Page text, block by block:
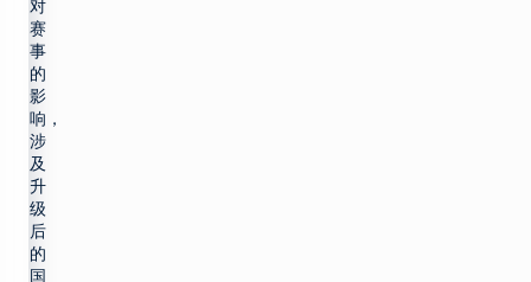
对
赛
事
的
影
响，
涉
及
升
级
后
的
国
解决方案
制作电视
最大限度地利用广播
基础设施
大规模推出新渠道
整合云解决方案
简化现场制作
产品
制作电视
生产基础设施
播放和频道转播
想象飞行者
客户支持
客户服务
托管服务
专业服务
培训
咨询
见解与资源
行业洞察
技术资源
术语表
公司名称